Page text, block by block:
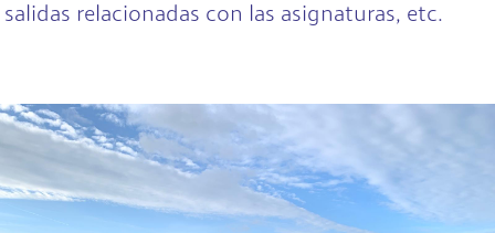
salidas relacionadas con las asignaturas, etc.